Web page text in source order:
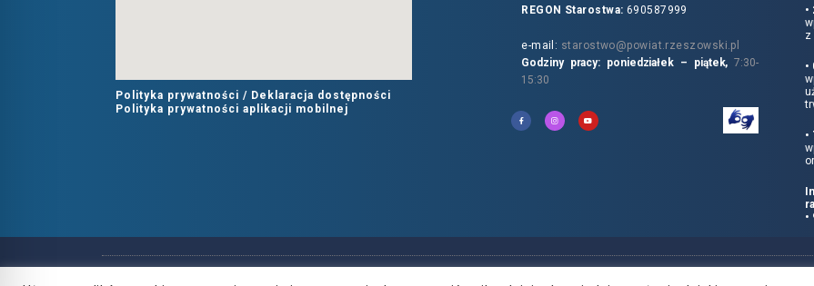
Polityka prywatności / Deklaracja dostępności
Polityka prywatności aplikacji mobilnej
REGON Starostwa: 690587999
e-mail: starostwo@powiat.rzeszowski.pl
Godziny pracy: poniedziałek – piątek,7:30-
15:30
•
z
•
•
•